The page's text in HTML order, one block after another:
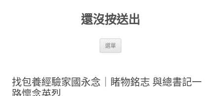
還沒按送出
選單
找包養經驗家國永念｜睹物銘志 與總書記一